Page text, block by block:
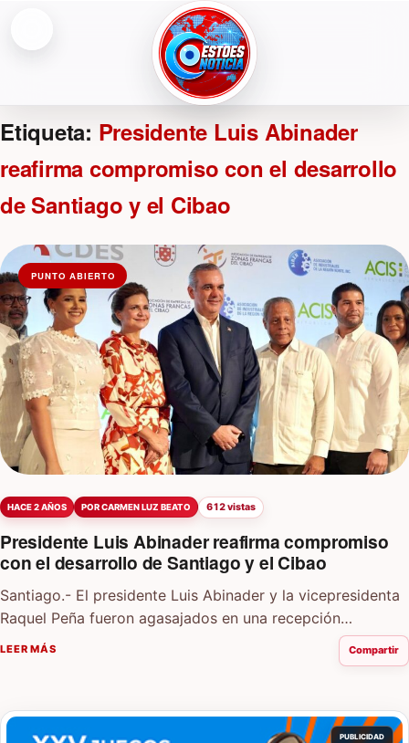
ESTOESNOTICIA|NOTICIAS
Etiqueta: Presidente Luis Abinader
reafirma compromiso con el desarrollo
de Santiago y el Cibao
PUNTO ABIERTO
HACE 2 AÑOS POR CARMEN LUZ BEATO 612 vistas
Presidente Luis Abinader reafirma compromiso
con el desarrollo de Santiago y el Cibao
Santiago.- El presidente Luis Abinader y la vicepresidenta
Raquel Peña fueron agasajados en una recepción
organizada por Compromiso Santiago. El evento tuvo
LEER MÁS Compartir